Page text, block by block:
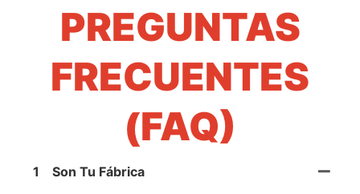
PREGUNTAS
FRECUENTES
(FAQ)
1 Son Tu Fábrica